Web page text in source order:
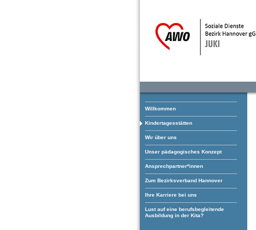
Willkommen
Kindertagesstätten
Wir über uns
Unser pädagogisches Konzept
Ansprechpartner*innen
Zum Bezirksverband Hannover
Ihre Karriere bei uns
Lust auf eine berufsbegleitende
Ausbildung in der Kita?